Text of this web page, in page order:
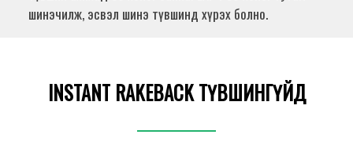
шинэчилж, эсвэл шинэ түвшинд хүрэх болно.
INSTANT RAKEBACK ТҮВШИНГҮЙД